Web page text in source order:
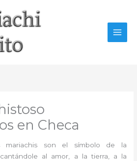
en Checa
mariachis son el símbolo de la
al amor, a la tierra, a la